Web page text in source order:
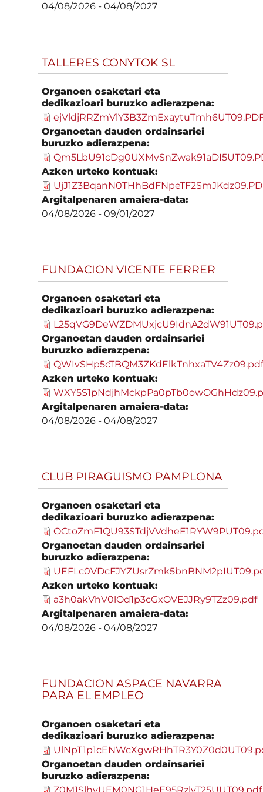
04/08/2026 -04/08/2027
TALLERES CONYTOK SL
Organoen osaketari eta
dedikazioari buruzko adierazpena:
Organoetan dauden ordainsariei
buruzko adierazpena:
Azken urteko kontuak:
Argitalpenaren amaiera-data:
04/08/2026 -09/01/2027
FUNDACION VICENTE FERRER
Organoen osaketari eta
dedikazioari buruzko adierazpena:
Organoetan dauden ordainsariei
buruzko adierazpena:
Azken urteko kontuak:
Argitalpenaren amaiera-data:
04/08/2026 -04/08/2027
CLUB PIRAGUISMO PAMPLONA
Organoen osaketari eta
dedikazioari buruzko adierazpena:
Organoetan dauden ordainsariei
buruzko adierazpena:
Azken urteko kontuak:
a3h0akVhV0lOd1p3cGxOVEJJRy9TZz09.pdf
Argitalpenaren amaiera-data:
04/08/2026 -04/08/2027
FUNDACION ASPACE NAVARRA
PARA EL EMPLEO
Organoen osaketari eta
dedikazioari buruzko adierazpena:
Organoetan dauden ordainsariei
buruzko adierazpena: